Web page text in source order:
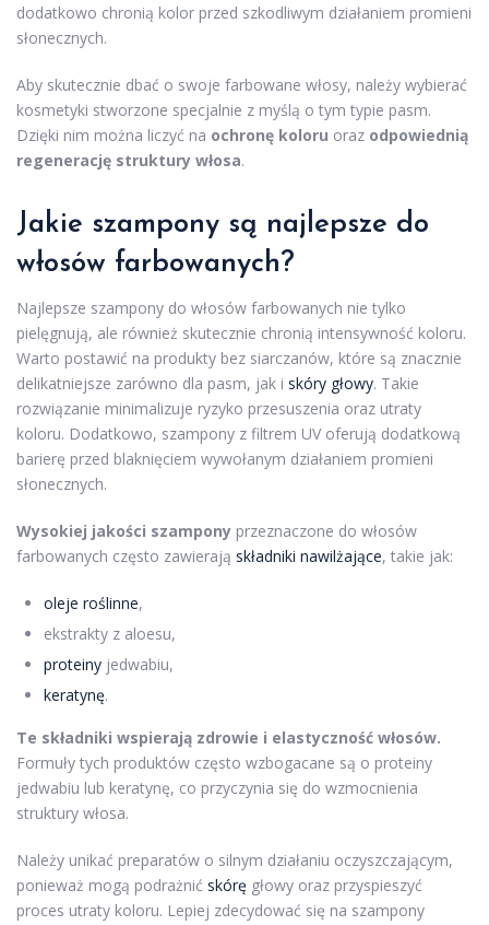
dodatkowo chronią kolor przed szkodliwym działaniem promieni
słonecznych.
Aby skutecznie dbać o swoje farbowane włosy, należy wybierać
kosmetyki stworzone specjalnie z myślą o tym typie pasm.
Dzięki nim można liczyć na ochronę koloru oraz odpowiednią
regenerację struktury włosa.
Jakie szampony są najlepsze do
włosów farbowanych?
Najlepsze szampony do włosów farbowanych nie tylko
pielęgnują, ale również skutecznie chronią intensywność koloru.
Warto postawić na produkty bez siarczanów, które są znacznie
delikatniejsze zarówno dla pasm, jak i skóry głowy. Takie
rozwiązanie minimalizuje ryzyko przesuszenia oraz utraty
koloru. Dodatkowo, szampony z filtrem UV oferują dodatkową
barierę przed blaknięciem wywołanym działaniem promieni
słonecznych.
Wysokiej jakości szampony przeznaczone do włosów
farbowanych często zawierają składniki nawilżające, takie jak:
oleje roślinne,
ekstrakty z aloesu,
proteiny jedwabiu,
keratynę.
Te składniki wspierają zdrowie i elastyczność włosów.
Formuły tych produktów często wzbogacane są o proteiny
jedwabiu lub keratynę, co przyczynia się do wzmocnienia
struktury włosa.
Należy unikać preparatów o silnym działaniu oczyszczającym,
ponieważ mogą podrażnić skórę głowy oraz przyspieszyć
proces utraty koloru. Lepiej zdecydować się na szampony